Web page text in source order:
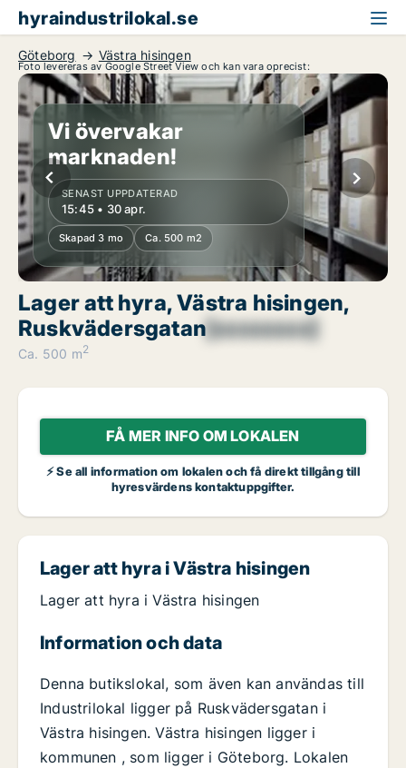
hyraindustrilokal.se
Göteborg Västra hisingen
Foto levereras av Google Street View och kan vara oprecist:
Vi övervakar
marknaden!
SENAST UPPDATERAD
15:45 • 30 apr.
Skapad 3 mo Ca. 500 m2
Lager att hyra, Västra hisingen,
Ruskvädersgatan[xxxxxxxx]
Ca. 500 m2
FÅ MER INFO OM LOKALEN
⚡ Se all information om lokalen och få direkt tillgång till
hyresvärdens kontaktuppgifter.
Lager att hyra i Västra hisingen
Lager att hyra i Västra hisingen
Information och data
Denna butikslokal, som även kan användas till
Industrilokal ligger på Ruskvädersgatan i
Västra hisingen. Västra hisingen ligger i
kommunen , som ligger i Göteborg. Lokalen